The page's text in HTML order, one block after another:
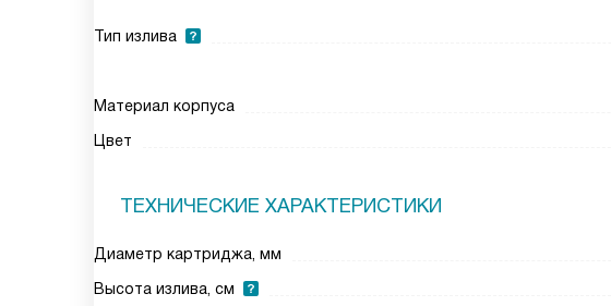
Тип излива
Материал корпуса
Цвет
ТЕХНИЧЕСКИЕ ХАРАКТЕРИСТИКИ
Диаметр картриджа, мм
Высота излива, см